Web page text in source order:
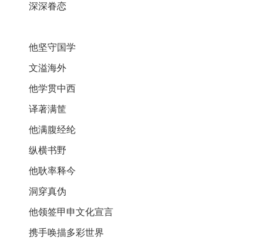
深深眷恋
他坚守国学
文溢海外
他学贯中西
译著满筐
他满腹经纶
纵横书野
他耿率释今
洞穿真伪
他领签甲申文化宣言
携手唤描多彩世界